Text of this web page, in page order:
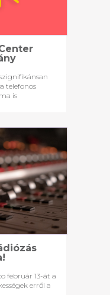
telefonos
is
február 13-át a
erről a